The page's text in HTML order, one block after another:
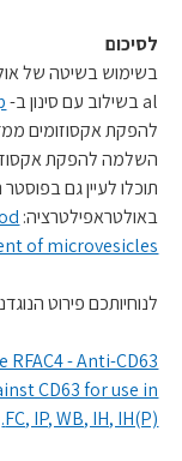
לסיכום
al בשילוב עם סינון ב-
להפקת אקסוזומים
השלמה להפקת
תוכלו לעיין גם
באולטראפילטרציה:
of microvesicles
לנוחיותכם פירוט
- Anti-CD63
CD63 for use in
FC, IP, WB, IH, IH(P).